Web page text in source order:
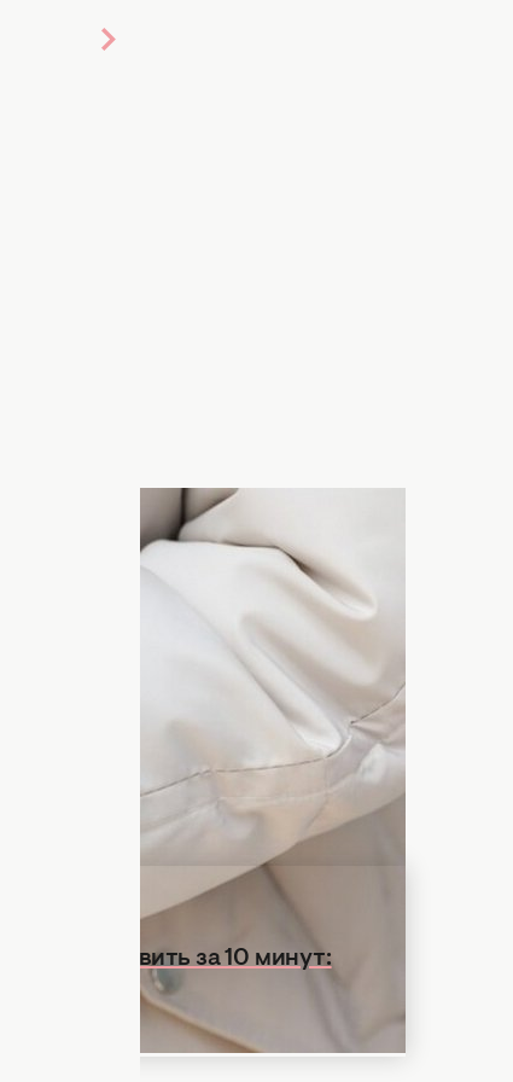
задача, но это возможно
одежде. Мы рассказывали,
стирать куртку. Если вы все же
собьется и испортится.
ситуацию. Она проверила два
но сработал только один из них.
это исправить за 10 минут: